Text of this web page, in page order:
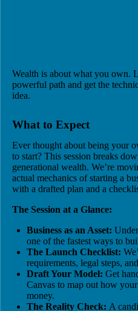
Wealth is about what you own.
powerful path and get the
idea.
What to Expect
Ever thought about being your
to start? This session breaks
generational wealth. We’re
actual mechanics of starting a
with a drafted plan and a
The Session at a Glance:
Business as an Asset:
one of the fastest ways to
The Launch Checklist:
requirements, legal steps,
Draft Your Model: Get
Canvas to map out how
money.
The Reality Check: A